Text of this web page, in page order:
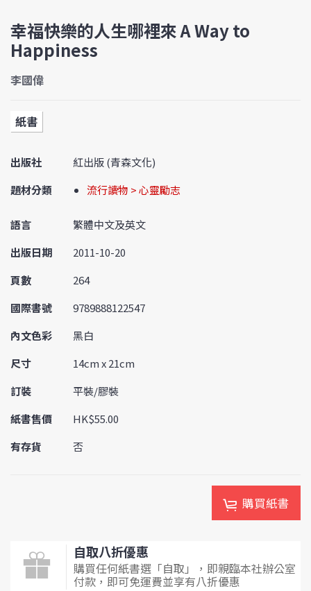
幸福快樂的人生哪裡來 A Way to
Happiness
李國偉
紙書
出版社
紅出版 (青森文化)
題材分類
流行讀物 > 心靈勵志
語言
繁體中文及英文
出版日期
2011-10-20
頁數
264
國際書號
9789888122547
內文色彩
黑白
尺寸
14cm x 21cm
訂裝
平裝/膠裝
紙書售價
HK$55.00
有存貨
否
購買紙書
自取八折優惠
購買任何紙書選「自取」，即親臨本社辦公室
付款，即可免運費並享有八折優惠